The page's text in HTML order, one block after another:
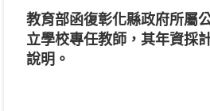
教育部函復彰化縣政府所屬
立學校專任教師，其年資採
說明。